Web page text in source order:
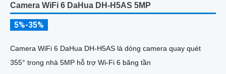
Camera WiFi 6 DaHua DH-H5AS 5MP
5%-35%
Camera WiFi 6 DaHua DH-H5AS là dòng camera quay quét
355° trong nhà 5MP hỗ trợ Wi-Fi 6 băng tần